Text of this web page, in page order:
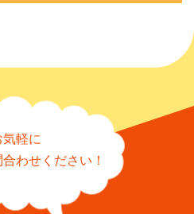
気軽に
わせください！